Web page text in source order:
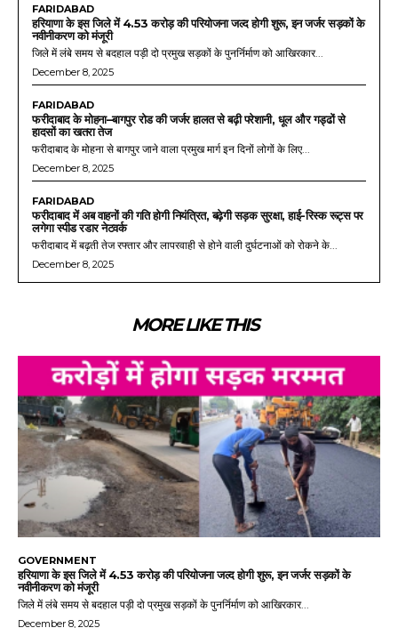
FARIDABAD
हरियाणा के इस जिले में 4.53 करोड़ की परियोजना जल्द होगी शुरू, इन जर्जर सड़कों के
नवीनीकरण को मंजूरी
जिले में लंबे समय से बदहाल पड़ी दो प्रमुख सड़कों के पुनर्निर्माण को आखिरकार...
December 8, 2025
FARIDABAD
फरीदाबाद के मोहना–बागपुर रोड की जर्जर हालत से बढ़ी परेशानी, धूल और गड्ढों से
हादसों का खतरा तेज
फरीदाबाद के मोहना से बागपुर जाने वाला प्रमुख मार्ग इन दिनों लोगों के लिए...
December 8, 2025
FARIDABAD
फरीदाबाद में अब वाहनों की गति होगी नियंत्रित, बढ़ेगी सड़क सुरक्षा, हाई-रिस्क रूट्स पर
लगेगा स्पीड रडार नेटवर्क
फरीदाबाद में बढ़ती तेज रफ्तार और लापरवाही से होने वाली दुर्घटनाओं को रोकने के...
December 8, 2025
MORE LIKE THIS
GOVERNMENT
हरियाणा के इस जिले में 4.53 करोड़ की परियोजना जल्द होगी शुरू, इन जर्जर सड़कों के
नवीनीकरण को मंजूरी
जिले में लंबे समय से बदहाल पड़ी दो प्रमुख सड़कों के पुनर्निर्माण को आखिरकार...
December 8, 2025